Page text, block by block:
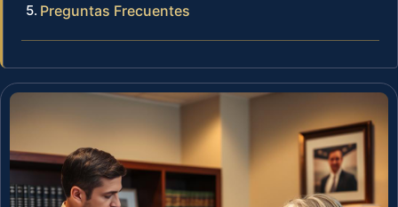
Preguntas Frecuentes